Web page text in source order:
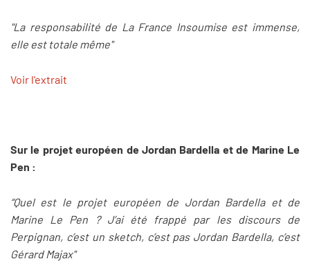
"La responsabilité de La France Insoumise est immense,
elle est totale même"
Voir l'extrait
Sur le projet européen de Jordan Bardella et de Marine Le
Pen :
“Quel est le projet européen de Jordan Bardella et de
Marine Le Pen ? J’ai été frappé par les discours de
Perpignan, c’est un sketch, c’est pas Jordan Bardella, c’est
Gérard Majax"